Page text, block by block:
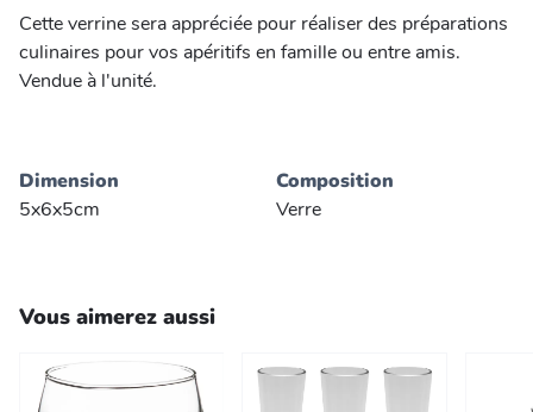
Cette verrine sera appréciée pour réaliser des préparations
culinaires pour vos apéritifs en famille ou entre amis.
Vendue à l'unité.
Dimension
5x6x5cm
Composition
Verre
Vous aimerez aussi